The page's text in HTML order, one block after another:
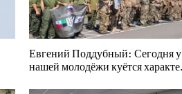
Евгений Поддубный: Сегодня у
нашей молодёжи куётся характер